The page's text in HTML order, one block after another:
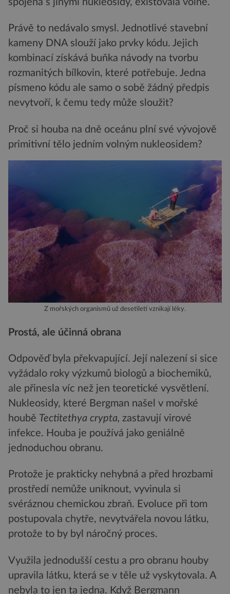
spojena s jinými nukleosidy, existovala volně.
Právě to nedávalo smysl. Jednotlivé stavební
kameny DNA slouží jako prvky kódu. Jejich
kombinací získává buňka návody na tvorbu
rozmanitých bílkovin, které potřebuje. Jedna
písmeno kódu ale samo o sobě žádný předpis
nevytvoří, k čemu tedy může sloužit?
Proč si houba na dně oceánu plní své vývojově
primitivní tělo jedním volným nukleosidem?
Z mořských organismů už desetiletí vznikají léky.
Prostá, ale účinná obrana
Odpověď byla překvapující. Její nalezení si sice
vyžádalo roky výzkumů biologů a biochemiků,
ale přinesla víc než jen teoretické vysvětlení.
Nukleosidy, které Bergman našel v mořské
houbě Tectitethya crypta, zastavují virové
infekce. Houba je používá jako geniálně
jednoduchou obranu.
Protože je prakticky nehybná a před hrozbami
prostředí nemůže uniknout, vyvinula si
svéráznou chemickou zbraň. Evoluce při tom
postupovala chytře, nevytvářela novou látku,
protože to by byl náročný proces.
Využila jednodušší cestu a pro obranu houby
upravila látku, která se v těle už vyskytovala. A
nebyla to jen ta jedna. Když Bergmann